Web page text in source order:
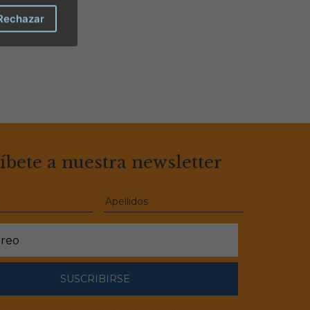
a nuestra newsletter
SUSCRIBIRSE